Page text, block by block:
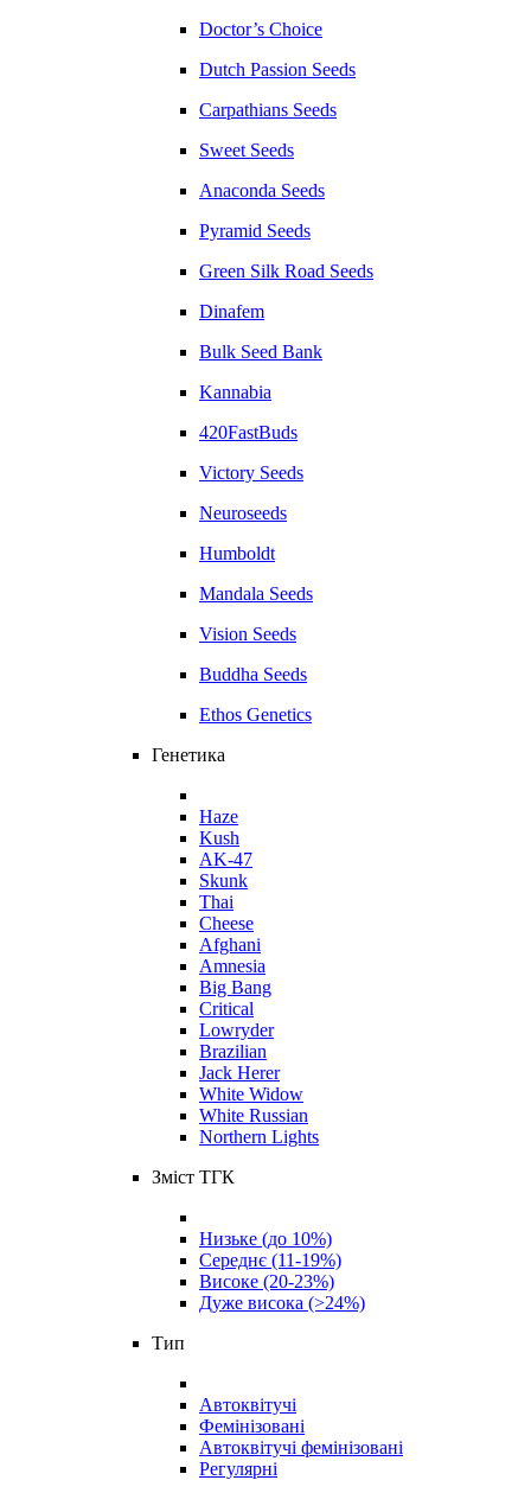
Doctor’s Choice
Dutch Passion Seeds
Carpathians Seeds
Sweet Seeds
Anaconda Seeds
Pyramid Seeds
Green Silk Road Seeds
Dinafem
Bulk Seed Bank
Kannabia
420FastBuds
Victory Seeds
Neuroseeds
Humboldt
Mandala Seeds
Vision Seeds
Buddha Seeds
Ethos Genetics
Генетика
Haze
Kush
AK-47
Skunk
Thai
Cheese
Afghani
Amnesia
Big Bang
Critical
Lowryder
Brazilian
Jack Herer
White Widow
White Russian
Northern Lights
Зміст ТГК
Низьке (до 10%)
Середнє (11-19%)
Високе (20-23%)
Дуже висока (>24%)
Тип
Автоквітучі
Фемінізовані
Автоквітучі фемінізовані
Регулярні